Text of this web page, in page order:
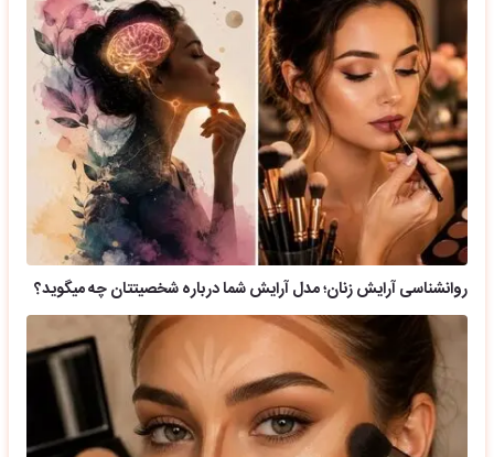
روانشناسی آرایش زنان؛ مدل آرایش شما درباره شخصیتتان چه میگوید؟